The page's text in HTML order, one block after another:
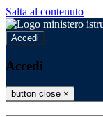
Salta al contenuto
Accedi
Accedi
button close ×